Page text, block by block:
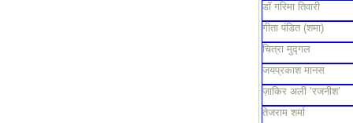
डॉ गरिमा तिवारी
गीता पंडित (शमा)
चित्रा मुद्गल
जयप्रकाश मानस
ज़ाकिर अली ‘रजनीश’
तेजराम शर्मा